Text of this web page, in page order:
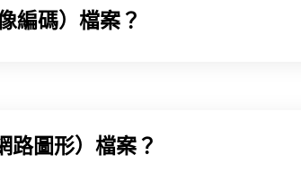
編碼）檔案？
路圖形）檔案？